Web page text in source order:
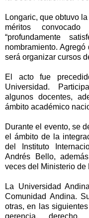
Longaric, que obtuvo
méritos
“profundamente
nombramiento.
será organizar cursos
El acto fue
Universidad.
algunos docentes,
ámbito académico
Durante el evento, se
el ámbito de la
del Instituto
Andrés Bello,
veces del Ministerio
La Universidad
Comunidad Andina.
otras, en las
gerencia, derecho,